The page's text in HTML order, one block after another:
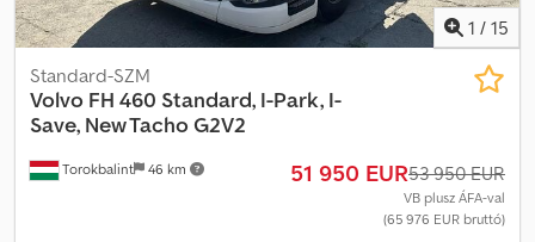
1 / 15
Torokbalint 46 km
Standard-SZM
Volvo FH 460 Standard, I-Park, I-
Save, New Tacho G2V2
51 950 EUR53 950 EUR
VB plusz ÁFA-val
(65 976 EUR bruttó)